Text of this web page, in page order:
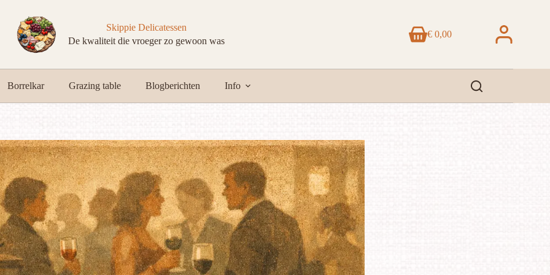
Skippie Delicatessen
De kwaliteit die vroeger zo gewoon was
Winkelwagen
€ 0,00
Borrelkar Grazing table Blogberichten Info